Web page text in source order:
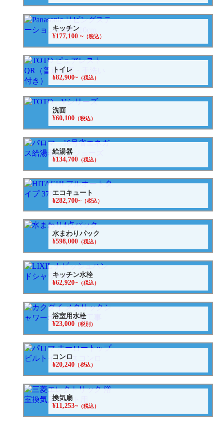
キッチン
¥177,100 ~（税込）
トイレ
¥82,900~（税込）
洗面
¥60,100 （税込）
給湯器
¥134,700 （税込）
エコキュート
¥282,700~（税込）
水まわりパック
¥598,000 （税込）
キッチン水栓
¥62,920~（税込）
浴室用水栓
¥23,000 （税別）
コンロ
¥20,240 （税込）
換気扇
¥11,253~（税込）